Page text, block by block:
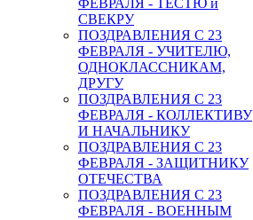
ФЕВРАЛЯ - ТЕСТЮ и
СВЕКРУ
ПОЗДРАВЛЕНИЯ С 23
ФЕВРАЛЯ - УЧИТЕЛЮ,
ОДНОКЛАССНИКАМ,
ДРУГУ
ПОЗДРАВЛЕНИЯ С 23
ФЕВРАЛЯ - КОЛЛЕКТИВУ
И НАЧАЛЬНИКУ
ПОЗДРАВЛЕНИЯ С 23
ФЕВРАЛЯ - ЗАЩИТНИКУ
ОТЕЧЕСТВА
ПОЗДРАВЛЕНИЯ С 23
ФЕВРАЛЯ - ВОЕННЫМ